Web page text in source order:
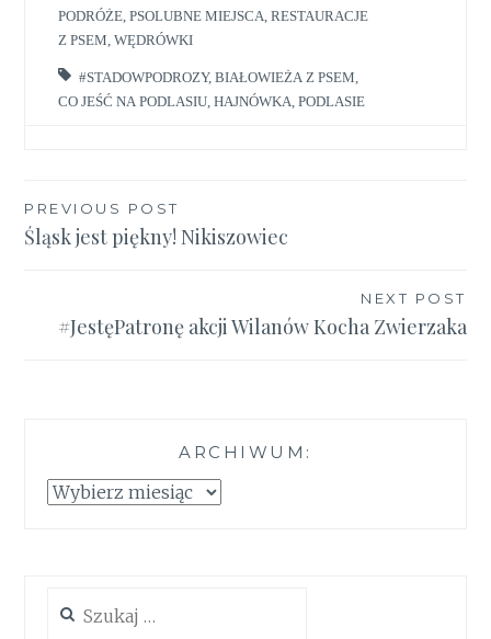
PODRÓŻE ,PSOLUBNE MIEJSCA ,RESTAURACJE
Z PSEM ,WĘDRÓWKI
#STADOWPODROZY,BIAŁOWIEŻA Z PSEM
CO JEŚĆ NA PODLASIU ,HAJNÓWKA ,PODLASIE
Nawigacja
wpisu
PREVIOUS POST
Śląsk jest piękny! Nikiszowiec
NEXT POST
#JestęPatronę akcji Wilanów Kocha Zwierzaka
ARCHIWUM:
Archiwum: